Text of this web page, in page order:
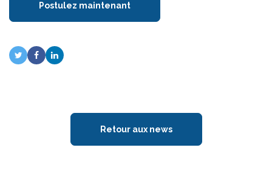
Postulez maintenant
Retour aux news